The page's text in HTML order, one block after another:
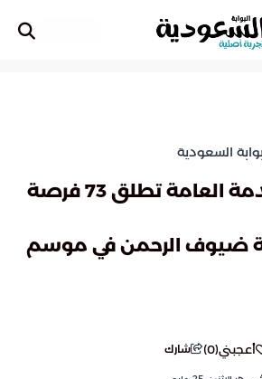
بوابة السعودية
معسكرات الخدمة العامة تطلق 73 فرصة
ضيوف الرحمن في موسم
أعجبني(
0
) شارك